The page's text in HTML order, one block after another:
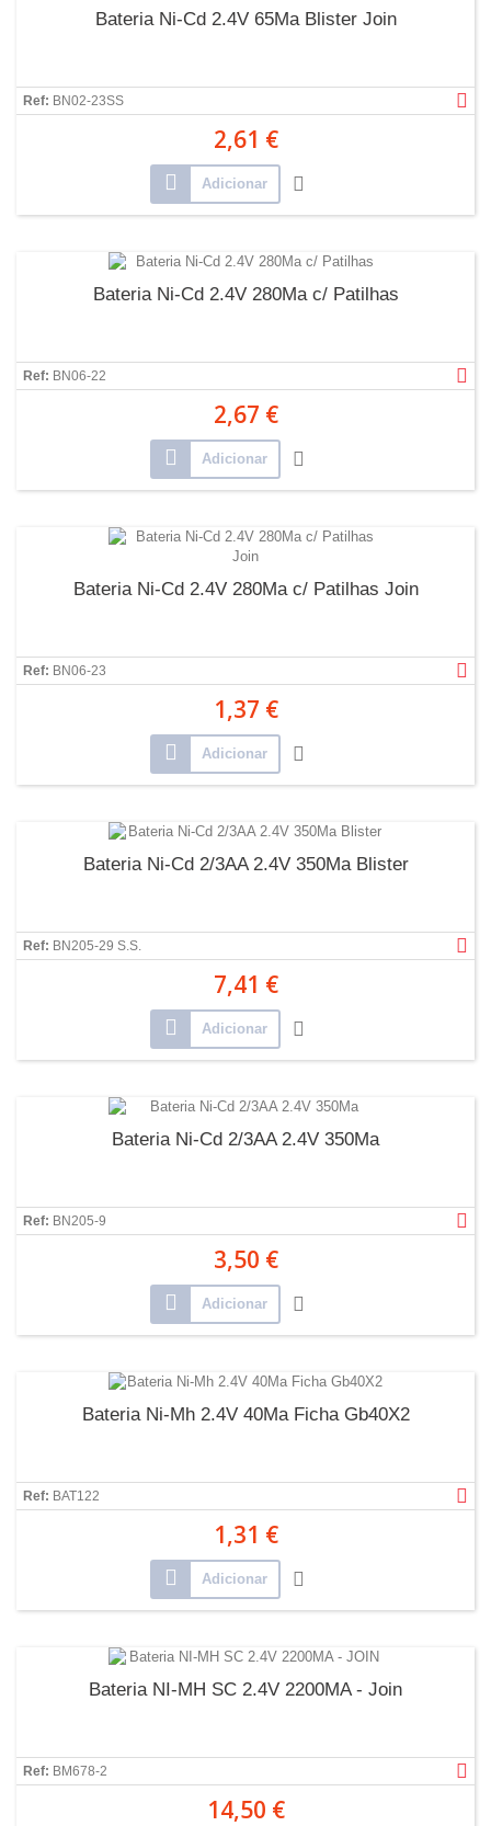
Bateria Ni-Cd 2.4V 65Ma Blister Join
Ref: BN02-23SS
2,61 €
Adicionar
Bateria Ni-Cd 2.4V 280Ma c/ Patilhas
Ref: BN06-22
2,67 €
Adicionar
Bateria Ni-Cd 2.4V 280Ma c/ Patilhas Join
Ref: BN06-23
1,37 €
Adicionar
Bateria Ni-Cd 2/3AA 2.4V 350Ma Blister
Ref: BN205-29 S.S.
7,41 €
Adicionar
Bateria Ni-Cd 2/3AA 2.4V 350Ma
Ref: BN205-9
3,50 €
Adicionar
Bateria Ni-Mh 2.4V 40Ma Ficha Gb40X2
Ref: BAT122
1,31 €
Adicionar
Bateria NI-MH SC 2.4V 2200MA - Join
Ref: BM678-2
14,50 €